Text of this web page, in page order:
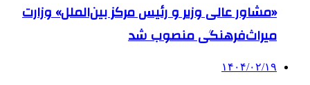
«مشاور عالی وزیر و رئیس مرکز بین‌الملل» وزارت
میراث‌فرهنگی منصوب شد
۱۴۰۴/۰۲/۱۹